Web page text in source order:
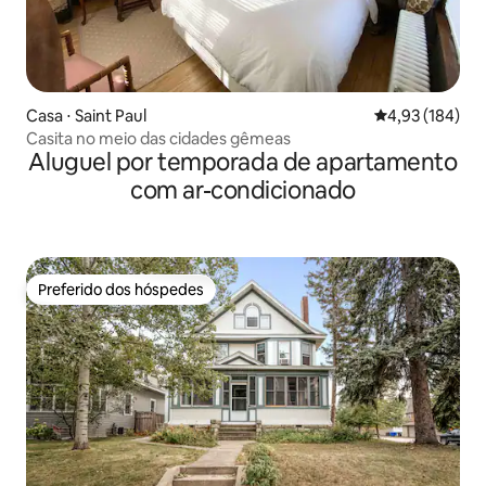
Casa ⋅ Saint Paul 4,93 de uma
4,93 (184)
Casita no meio das cidades gêmeas
Aluguel por temporada de apartamento
com ar-condicionado
Preferido dos hóspedes
Preferido dos hóspedes